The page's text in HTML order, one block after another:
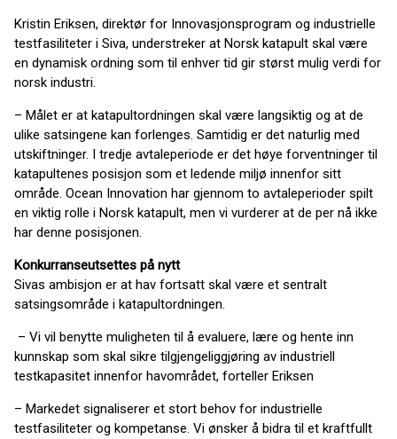
Kristin Eriksen, direktør for Innovasjonsprogram og industrielle
testfasiliteter i Siva, understreker at Norsk katapult skal være
en dynamisk ordning som til enhver tid gir størst mulig verdi for
norsk industri.
– Målet er at katapultordningen skal være langsiktig og at de
ulike satsingene kan forlenges. Samtidig er det naturlig med
utskiftninger. I tredje avtaleperiode er det høye forventninger til
katapultenes posisjon som et ledende miljø innenfor sitt
område. Ocean Innovation har gjennom to avtaleperioder spilt
en viktig rolle i Norsk katapult, men vi vurderer at de per nå ikke
har denne posisjonen.
Konkurranseutsettes på nytt
Sivas ambisjon er at hav fortsatt skal være et sentralt
satsingsområde i katapultordningen.
– Vi vil benytte muligheten til å evaluere, lære og hente inn
kunnskap som skal sikre tilgjengeliggjøring av industriell
testkapasitet innenfor havområdet, forteller Eriksen
– Markedet signaliserer et stort behov for industrielle
testfasiliteter og kompetanse. Vi ønsker å bidra til et kraftfullt